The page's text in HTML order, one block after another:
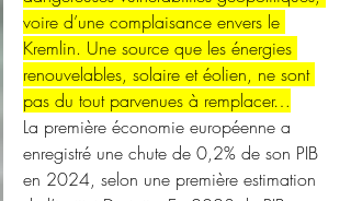
voire d’une complaisance envers le
Kremlin. Une source que les énergies
renouvelables, solaire et éolien, ne sont
pas du tout parvenues à remplacer…
La première économie européenne a
enregistré une chute de 0,2% de son PIB
en 2024, selon une première estimation